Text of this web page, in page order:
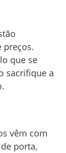
preços.
que se
sacrifique a
vêm com
porta,